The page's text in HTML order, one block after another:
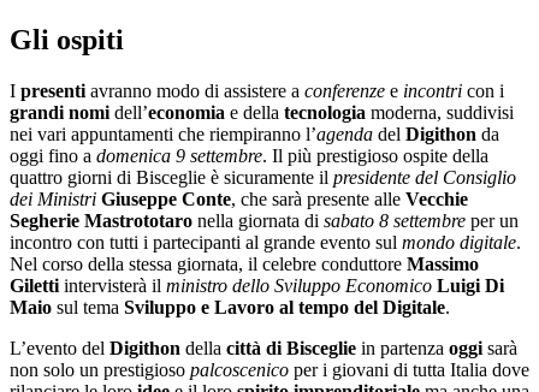
Gli ospiti
I presenti avranno modo di assistere a conferenze e incontri con i
grandi nomi dell’economia e della tecnologia moderna, suddivisi
nei vari appuntamenti che riempiranno l’agenda del Digithon da
oggi fino a domenica 9 settembre. Il più prestigioso ospite della
quattro giorni di Bisceglie è sicuramente il presidente del Consiglio
dei Ministri Giuseppe Conte, che sarà presente alle Vecchie
Segherie Mastrototaro nella giornata di sabato 8 settembre per un
incontro con tutti i partecipanti al grande evento sul mondo digitale.
Nel corso della stessa giornata, il celebre conduttore Massimo
Giletti intervisterà il ministro dello Sviluppo Economico Luigi Di
Maio sul tema Sviluppo e Lavoro al tempo del Digitale.
L’evento del Digithon della città di Bisceglie in partenza oggi sarà
non solo un prestigioso palcoscenico per i giovani di tutta Italia dove